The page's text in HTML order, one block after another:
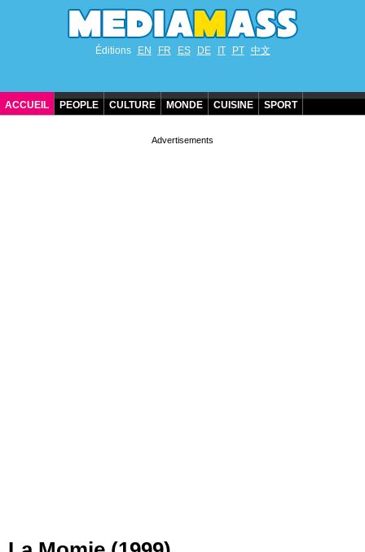
Éditions EN FR ES DE IT PT 中文
ACCUEIL PEOPLE CULTURE MONDE CUISINE SPORT